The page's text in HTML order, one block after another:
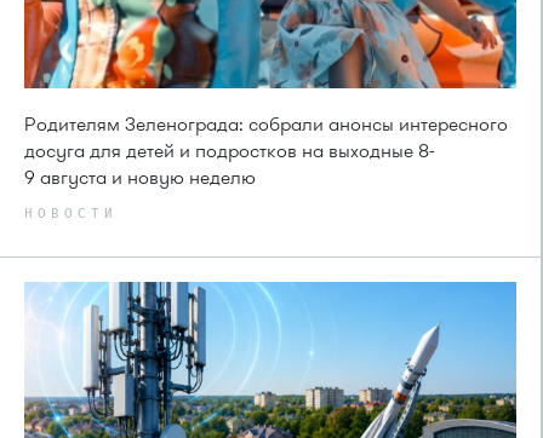
Родителям Зеленограда: собрали анонсы интересного
досуга для детей и подростков на выходные 8-
9 августа и новую неделю
НОВОСТИ